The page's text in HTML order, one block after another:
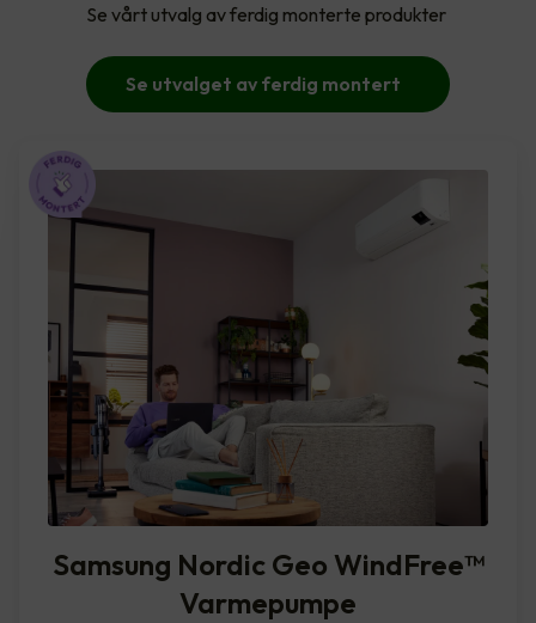
Se vårt utvalg av ferdig monterte produkter
Se utvalget av ferdig montert
Samsung Nordic Geo WindFree™️
Varmepumpe